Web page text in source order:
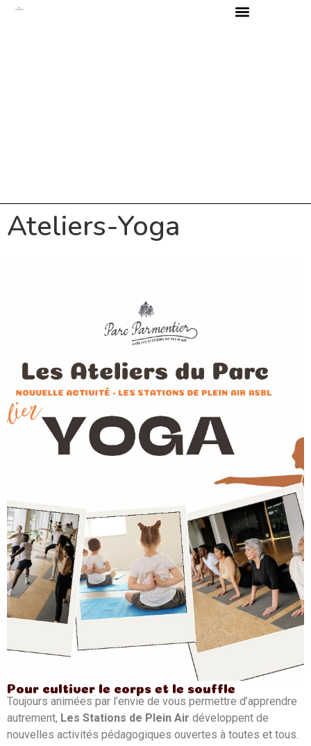
Ateliers-Yoga
Pour cultiver le corps et le souffle
Toujours animées par l’envie de vous permettre d’apprendre
autrement, Les Stations de Plein Air développent de
nouvelles activités pédagogiques ouvertes à toutes et tous.